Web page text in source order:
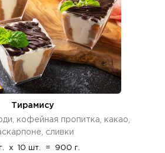
Тирамису
кофейная пропитка, какао,
сливки
x 10 шт. = 900 г.